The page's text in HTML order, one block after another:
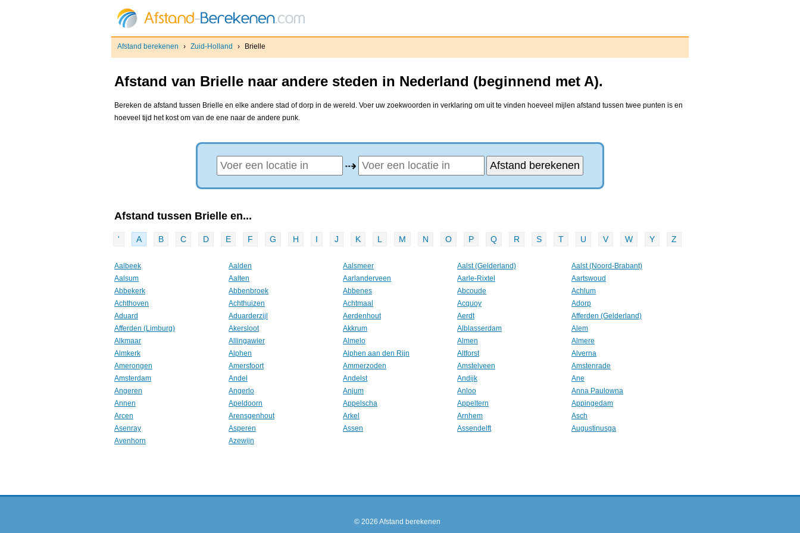
Afstand berekenen › Zuid-Holland › Brielle
Afstand van Brielle naar andere steden in Nederland (beginnend met A).
Bereken de afstand tussen Brielle en elke andere stad of dorp in de wereld. Voer uw zoekwoorden in verklaring om uit te vinden hoeveel mijlen afstand tussen twee punten is en
hoeveel tijd het kost om van de ene naar de andere punk.
⇢
Afstand tussen Brielle en...
' A B C D E F G H I J K L M N O P Q R S T U V W Y Z
Aalbeek Aalden Aalsmeer Aalst (Gelderland)
Aalst (Noord-Brabant)
Aalsum
Aalten Aarlanderveen Aarle-Rixtel
Aartswoud
Abbekerk
Abbenbroek Abbenes Abcoude
Achlum
Achthoven
Achthuizen Achtmaal Acquoy
Adorp
Aduard
Aduarderzijl Aerdenhout Aerdt
Afferden (Gelderland)
Afferden (Limburg)
Akersloot Akkrum Alblasserdam
Alem
Alkmaar
Allingawier Almelo Almen
Almere
Almkerk
Alphen Alphen aan den Rijn Altforst
Alverna
Amerongen
Amersfoort Ammerzoden Amstelveen
Amstenrade
Amsterdam
Andel Andelst Andijk
Ane
Angeren
Angerlo Anjum Anloo
Anna Paulowna
Annen
Apeldoorn Appelscha Appeltern
Appingedam
Arcen
Arensgenhout Arkel Arnhem
Asch
Asenray
Asperen Assen Assendelft
Augustinusga
Avenhorn
Azewijn
© 2026 Afstand berekenen